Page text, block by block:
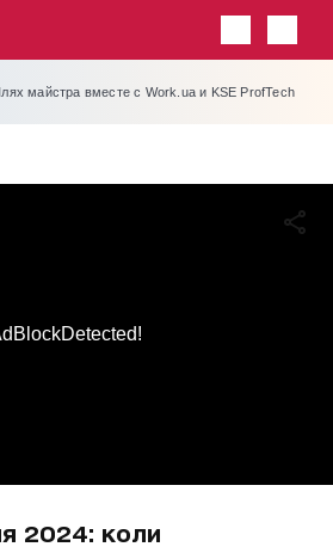
майстра вместе с Work.ua и KSE ProfTech
2024: коли